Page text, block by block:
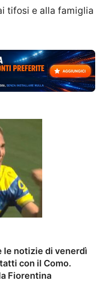
tifosi e alla famiglia
le notizie di venerdì
con il Como.
Fiorentina